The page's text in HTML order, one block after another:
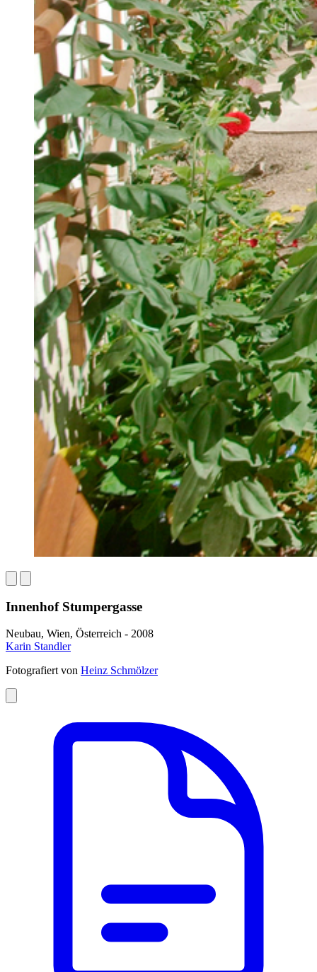
Innenhof Stumpergasse
Neubau, Wien, Österreich - 2008
Karin Standler
Fotografiert von Heinz Schmölzer